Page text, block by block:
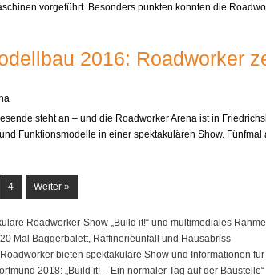
vorgeführt. Besonders punkten konnten die
2016: Roadworker
steht an – und die Roadworker Arena ist in
Funktionsmodelle in einer spektakulären Show.
4 Weiter »
Roadworker-Show „Build it!“ und multimediales
Mal Baggerbalett, Raffinerieunfall und Hausabriss
bieten spektakuläre Show und Informationen
2018: „Build it! – Ein normaler Tag auf der Baustelle“